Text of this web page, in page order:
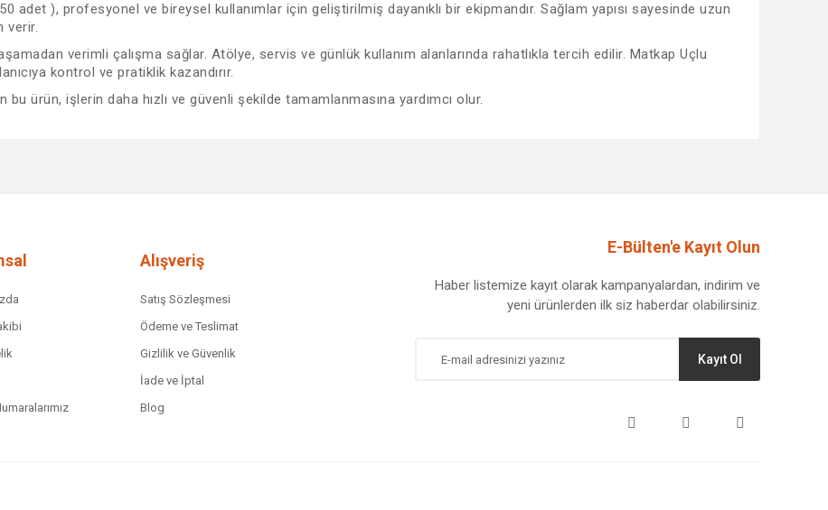
adet ), profesyonel ve bireysel kullanımlar için geliştirilmiş dayanıklı bir ekipmandır. Sağlam yapısı sayesinde uzun
verir.
verimli çalışma sağlar. Atölye, servis ve günlük kullanım alanlarında rahatlıkla tercih edilir. Matkap Uçlu
kontrol ve pratiklik kazandırır.
bu ürün, işlerin daha hızlı ve güvenli şekilde tamamlanmasına yardımcı olur.
Alışveriş
Satış Sözleşmesi
Ödeme ve Teslimat
Gizlilik ve Güvenlik
İade ve İptal
Blog
E-Bülten'e Kayıt Olun
Haber listemize kayıt olarak kampanyalardan, indirim ve
yeni ürünlerden ilk siz haberdar olabilirsiniz.
Kayıt Ol